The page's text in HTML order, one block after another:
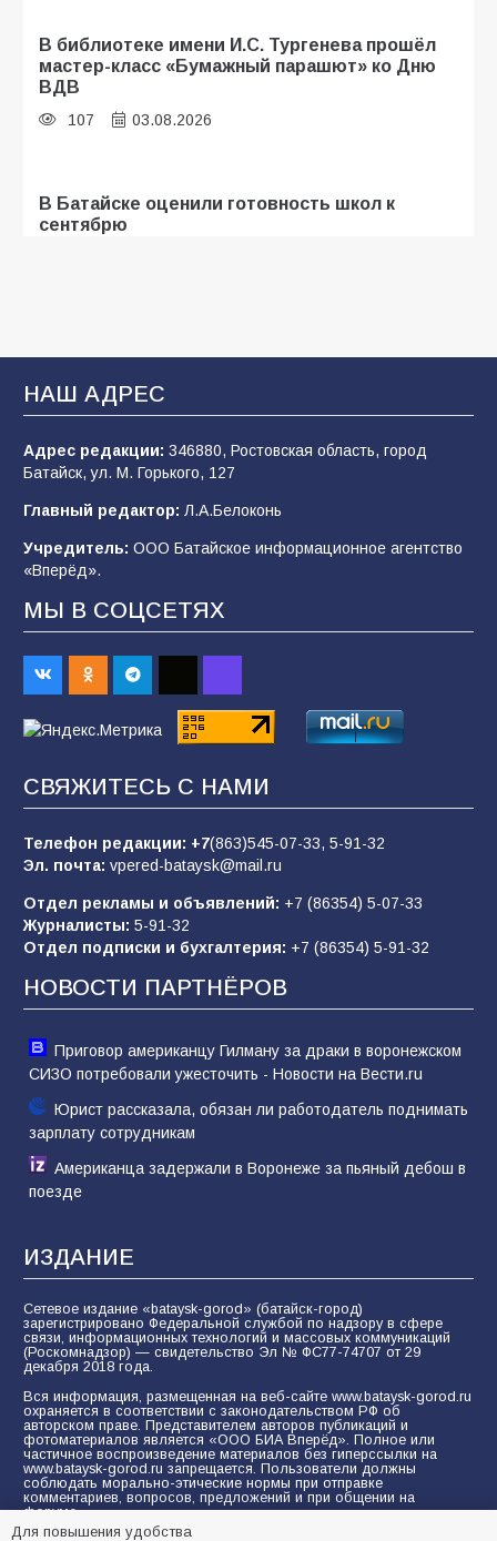
В библиотеке имени И.С. Тургенева прошёл
мастер-класс «Бумажный парашют» ко Дню
ВДВ
107 03.08.2026
В Батайске оценили готовность школ к
сентябрю
образовательного кластера
106 05.08.2026
«Мобилизация или набор?» Что на самом
2026 года
101 03.08.2026
В Батайске продолжаются дорожные работы
98 04.08.2026
пропагандистский вброс
«Слухами Москву не возьмёшь»: почему
заявления Киева о мобилизации — это
отчаяние, а не разведка
81 02.08.2026
НАШ АДРЕС
Адрес редакции: 346880, Ростовская область, город
Батайск, ул. М. Горького, 127
Главный редактор: Л.А.Белоконь
Учредитель: ООО Батайское информационное агентство
«Вперёд».
МЫ В СОЦСЕТЯХ
СВЯЖИТЕСЬ С НАМИ
Телефон редакции: +7(863)545-07-33, 5-91-32
Эл. почта: vpered-bataysk@mail.ru
Отдел рекламы и объявлений: +7 (86354) 5-07-33
Журналисты: 5-91-32
Отдел подписки и бухгалтерия: +7 (86354) 5-91-32
НОВОСТИ ПАРТНЁРОВ
Приговор американцу Гилману за драки в воронежском
СИЗО потребовали ужесточить - Новости на Вести.ru
Юрист рассказала, обязан ли работодатель поднимать
зарплату сотрудникам
Американца задержали в Воронеже за пьяный дебош в
поезде
ИЗДАНИЕ
Сетевое издание «bataysk-gorod» (батайск-город)
зарегистрировано Федеральной службой по надзору в сфере
связи, информационных технологий и массовых коммуникаций
(Роскомнадзор) — свидетельство Эл № ФС77-74707 от 29
декабря 2018 года.
Вся информация, размещенная на веб-сайте www.bataysk-gorod.ru
охраняется в соответствии с законодательством РФ об
авторском праве. Представителем авторов публикаций и
фотоматериалов является «ООО БИА Вперёд». Полное или
частичное воспроизведение материалов без гиперссылки на
www.bataysk-gorod.ru запрещается. Пользователи должны
соблюдать морально-этические нормы при отправке
комментариев, вопросов, предложений и при общении на
форуме.
Для повышения удобства